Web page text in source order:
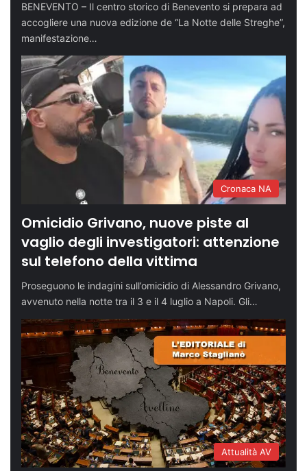
BENEVENTO – Il centro storico di Benevento si prepara ad
accogliere una nuova edizione de “La Notte delle Streghe”,
manifestazione…
Cronaca NA
Omicidio Grivano, nuove piste al
vaglio degli investigatori: attenzione
sul telefono della vittima
Proseguono le indagini sull’omicidio di Alessandro Grivano,
avvenuto nella notte tra il 3 e il 4 luglio a Napoli. Gli…
Attualità AV